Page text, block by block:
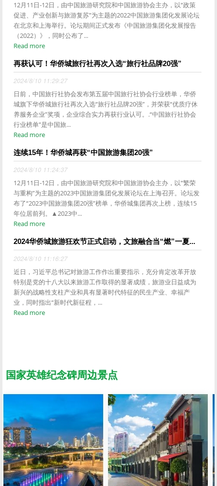
12月11日-12日，由中国旅游研究院和中国旅游协会主办，以“政策
促进、产业创新与旅游复苏”为主题的2022中国旅游集团化发展论坛
在北京和上海举行。论坛期间正式发布《中国旅游集团化发展报告
（2022）》，同时公布了...
Read more
再获认可！华侨城旅行社再次入选“旅行社品牌20强”
2024/8/10 11:29:27
日前，中国旅行社协会发布第五届中国旅行社协会行业榜单，华侨
城旗下华侨城旅行社再次入选“旅行社品牌20强”，并荣获“优质疗休
养服务企业”奖项，企业综合实力再获行业认可。.“中国旅行社协会
行业榜单”是中国旅...
Read more
连续15年！华侨城再获“中国旅游集团20强”
2024/8/10 11:24:37
12月11日-12日，由中国旅游研究院和中国旅游协会主办，以“繁荣
与重构”为主题的2023中国旅游集团化发展论坛在上海召开。论坛发
布了“2023中国旅游集团20强”榜单，华侨城集团再次上榜，连续15
年位居前列。▲2023中...
Read more
2024华侨城旅游狂欢节正式启动，文旅融合当“燃”一夏...
2024/8/10 11:16:27
近日，习近平总书记对旅游工作作出重要指示，充分肯定改革开放
特别是党的十八大以来旅游工作取得的显著成绩，旅游业日益成为
新兴的战略性支柱产业和具有显著时代特征的民生产业、幸福产
业，同时指出“新时代新征程，...
Read more
国家英雄纪念碑周边景点